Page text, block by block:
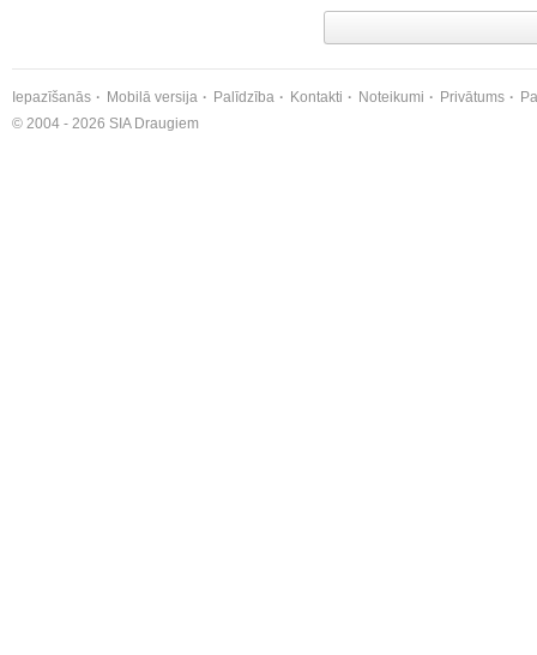
Iepazīšanās Mobilā versija Palīdzība Kontakti Noteikumi Privātums
© 2004 - 2026 SIA Draugiem